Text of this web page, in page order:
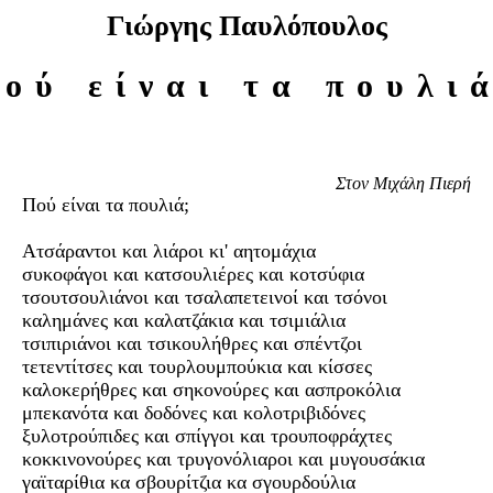
Γιώργης Παυλόπουλος
είναι τα
Στον Μιχάλη Πιερή
Πού είναι τα πουλιά;
Ατσάραντοι και λιάροι κι' αητομάχια
συκοφάγοι και κατσουλιέρες και κοτσύφια
τσουτσουλιάνοι και τσαλαπετεινοί και τσόνοι
καλημάνες και καλατζάκια και τσιμιάλια
τσιπιριάνοι και τσικουλήθρες και σπέντζοι
τετεντίτσες και τουρλουμπούκια και κίσσες
καλοκερήθρες και σηκονούρες και ασπροκόλια
μπεκανότα και δοδόνες και κολοτριβιδόνες
ξυλοτρούπιδες και σπίγγοι και τρουποφράχτες
κοκκινονούρες και τρυγονόλιαροι και μυγουσάκια
γαϊταρίθια κα σβουρίτζια κα σγουρδούλια